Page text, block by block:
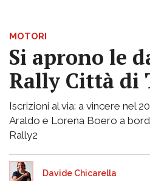
MOTORI
Si aprono le
Rally Città di
Iscrizioni al via: a vincere nel
Araldo e Lorena Boero a
Rally2
Davide Chicarella